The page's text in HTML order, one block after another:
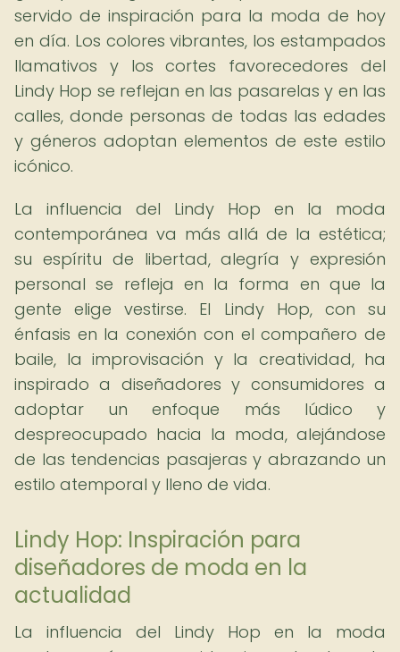
servido de inspiración para la moda de hoy
en día. Los colores vibrantes, los estampados
llamativos y los cortes favorecedores del
Lindy Hop se reflejan en las pasarelas y en las
calles, donde personas de todas las edades
y géneros adoptan elementos de este estilo
icónico.
La influencia del Lindy Hop en la moda
contemporánea va más allá de la estética;
su espíritu de libertad, alegría y expresión
personal se refleja en la forma en que la
gente elige vestirse. El Lindy Hop, con su
énfasis en la conexión con el compañero de
baile, la improvisación y la creatividad, ha
inspirado a diseñadores y consumidores a
adoptar un enfoque más lúdico y
despreocupado hacia la moda, alejándose
de las tendencias pasajeras y abrazando un
estilo atemporal y lleno de vida.
Lindy Hop: Inspiración para
diseñadores de moda en la
actualidad
La influencia del Lindy Hop en la moda